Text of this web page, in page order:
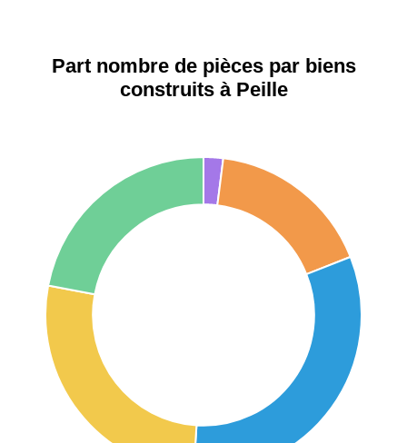
arrondissement
12 687 €
75016 -
16ème
arrondissement
15 155 €
83000 - 4 284 €
Grenoble 2 917 € 3 382 €
Part nombre de pièces par biens
construits à Peille